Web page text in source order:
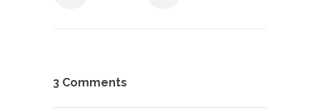
3 Comments